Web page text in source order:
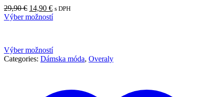
29,90€ 14,90 € s DPH
Výber možností
Výber možností
Categories: Dámska móda, Overaly